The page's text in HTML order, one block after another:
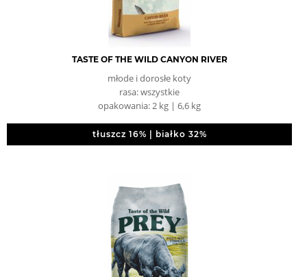
TASTE OF THE WILD CANYON RIVER
młode i dorosłe koty
rasa: wszystkie
opakowania: 2 kg | 6,6 kg
tłuszcz 16% | białko 32%